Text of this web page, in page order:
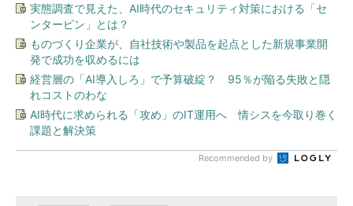
実態調査で見えた、AI時代のセキュリティ対策における「セ
ンターピン」とは？
ものづくり企業が、自社技術や製品を起点とした新規事業開
発で成功を収めるには
経営層の「AI導入しろ」で予算破綻？ 95％が陥る失敗と隠
れコストのわな
AI時代に求められる「攻め」のIT運用へ 情シスを今取り巻く
課題と解決策
Recommended by